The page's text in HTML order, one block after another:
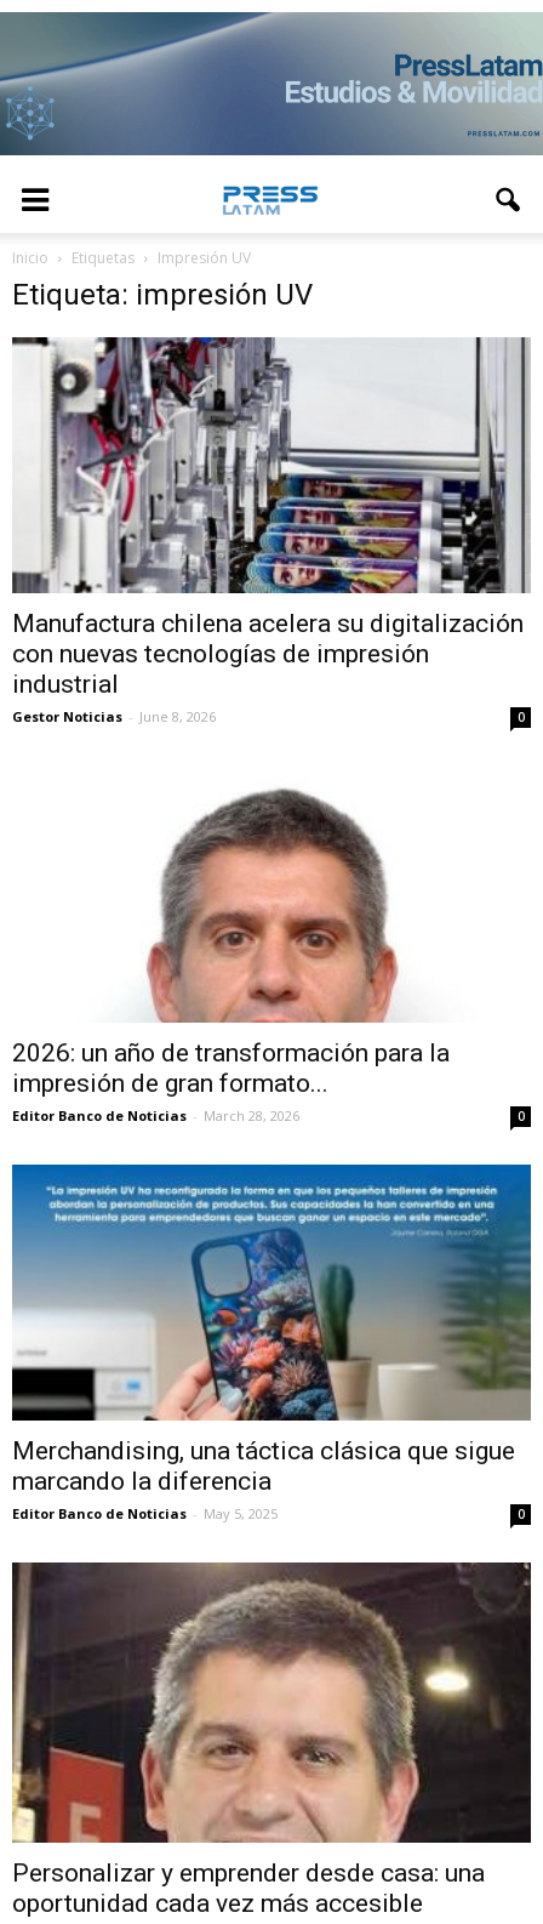
Inicio Etiquetas Impresión UV
Etiqueta: impresión UV
Manufactura chilena acelera su digitalización
con nuevas tecnologías de impresión
industrial
Gestor Noticias - June 8, 2026 0
2026: un año de transformación para la
impresión de gran formato...
Editor Banco de Noticias - March 28, 2026 0
Merchandising, una táctica clásica que sigue
marcando la diferencia
Editor Banco de Noticias - May 5, 2025 0
Personalizar y emprender desde casa: una
oportunidad cada vez más accesible